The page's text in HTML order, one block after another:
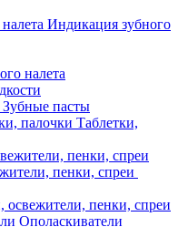
Индикация зубного
налета
Зубные пасты
Таблетки,
пенки, спреи
освежители, пенки, спреи
Ополаскиватели